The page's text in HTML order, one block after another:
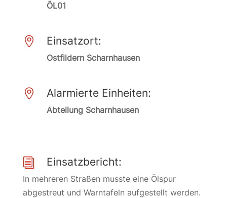
ÖL01
 Einsatzort:
Ostfildern Scharnhausen
 Alarmierte Einheiten:
Abteilung Scharnhausen
i Einsatzbericht:
In mehreren Straßen musste eine Ölspur
abgestreut und Warntafeln aufgestellt werden.